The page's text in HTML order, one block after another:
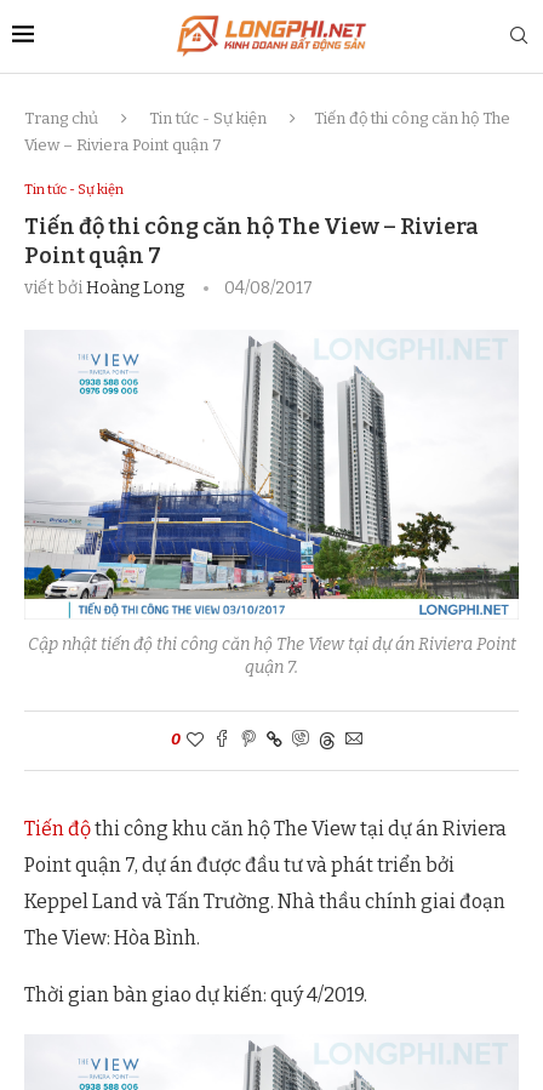
Trang chủ Tin tức - Sự kiện
Tiến độ thi công căn hộ The
View – Riviera Point quận 7
Tin tức - Sự kiện
Tiến độ thi công căn hộ The View – Riviera
Point quận 7
viết bởiHoàng Long 04/08/2017
Cập nhật tiến độ thi công căn hộ The View tại dự án Riviera Point
quận 7.
0
Tiến độthi công khu căn hộ The View tại dự án Riviera
Point quận 7, dự án được đầu tư và phát triển bởi
Keppel Land và Tấn Trường. Nhà thầu chính giai đoạn
The View: Hòa Bình.
Thời gian bàn giao dự kiến: quý 4/2019.